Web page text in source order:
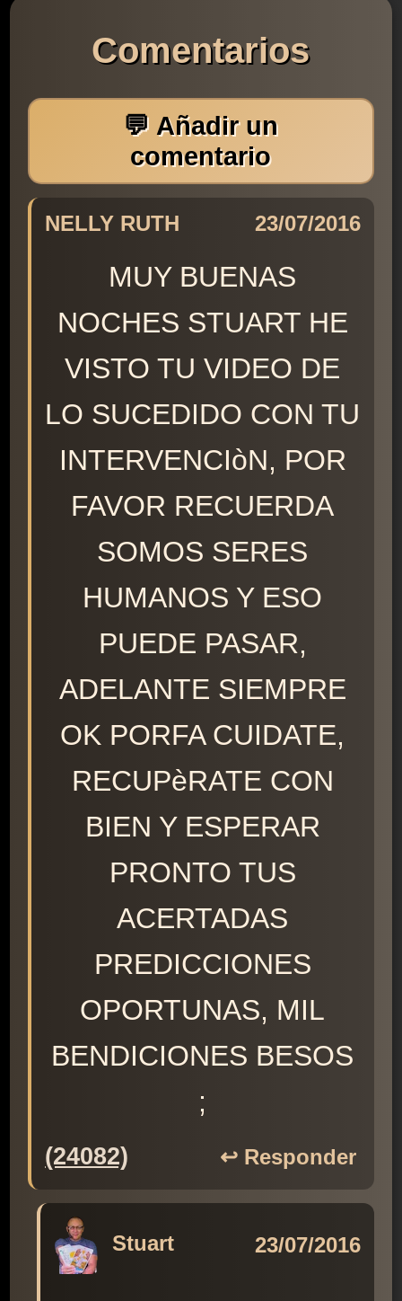
Comentarios
💬 Añadir un
comentario
NELLY RUTH 23/07/2016
MUY BUENAS
NOCHES STUART HE
VISTO TU VIDEO DE
LO SUCEDIDO CON TU
INTERVENCIòN, POR
FAVOR RECUERDA
SOMOS SERES
HUMANOS Y ESO
PUEDE PASAR,
ADELANTE SIEMPRE
OK PORFA CUIDATE,
RECUPèRATE CON
BIEN Y ESPERAR
PRONTO TUS
ACERTADAS
PREDICCIONES
OPORTUNAS, MIL
BENDICIONES BESOS
;
(24082) ↩️ Responder
Stuart 23/07/2016